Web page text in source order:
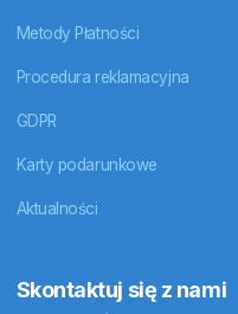
Metody Płatności
Procedura reklamacyjna
GDPR
Karty podarunkowe
Aktualności
Skontaktuj się z nami